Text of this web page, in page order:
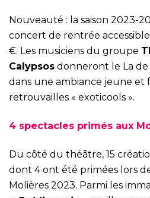
Nouveauté : la saison 2023-
concert de rentrée
€. Les musiciens du groupe
Calypsos donneront le La
dans une ambiance jeune et
retrouvailles « exoticools ».
4 spectacles primés aux
Du côté du théâtre, 15
dont 4 ont été primées lors
Molières 2023. Parmi les